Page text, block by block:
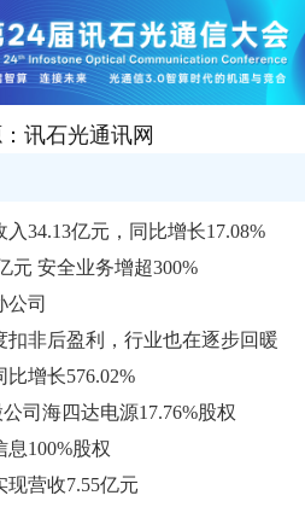
讯石光通讯网
34.13亿元，同比增长17.08%
元 安全业务增超300%
公司
非后盈利，行业也在逐步回暖
增长576.02%
司海四达电源17.76%股权
100%股权
现营收7.55亿元